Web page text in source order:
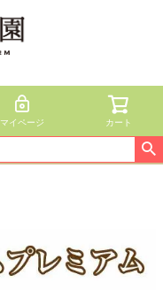
マイページ カート